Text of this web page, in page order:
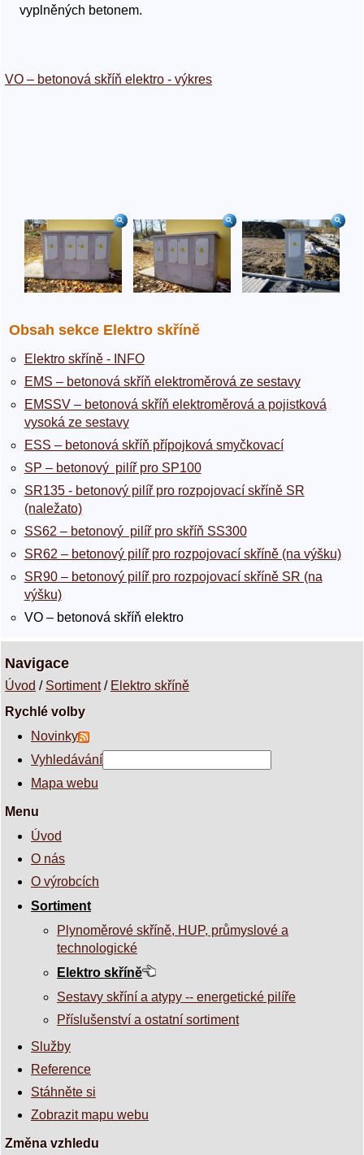
vyplněných betonem.
VO – betonová skříň elektro - výkres
Obsah sekce Elektro skříně
Elektro skříně - INFO
EMS – betonová skříň elektroměrová ze sestavy
EMSSV – betonová skříň elektroměrová a pojistková
vysoká ze sestavy
ESS – betonová skříň přípojková smyčkovací
SP – betonový pilíř pro SP100
SR135 - betonový pilíř pro rozpojovací skříně SR
(naležato)
SS62 – betonový pilíř pro skříň SS300
SR62 – betonový pilíř pro rozpojovací skříně (na výšku)
SR90 – betonový pilíř pro rozpojovací skříně SR (na
výšku)
VO – betonová skříň elektro
Navigace
Úvod / Sortiment/ Elektro skříně
Rychlé volby
Novinky
Vyhledávání
Mapa webu
Menu
Úvod
O nás
O výrobcích
Sortiment
Plynoměrové skříně, HUP, průmyslové a
technologické
Elektro skříně
Sestavy skříní a atypy -- energetické pilíře
Příslušenství a ostatní sortiment
Služby
Reference
Stáhněte si
Zobrazit mapu webu
Změna vzhledu